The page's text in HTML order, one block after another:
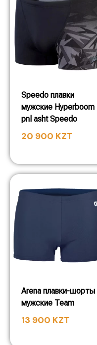
Speedo плавки
мужские Hyperboom
pnl asht Speedo
20 900 KZT
Arena плавки-шорты
мужские Team
13 900 KZT